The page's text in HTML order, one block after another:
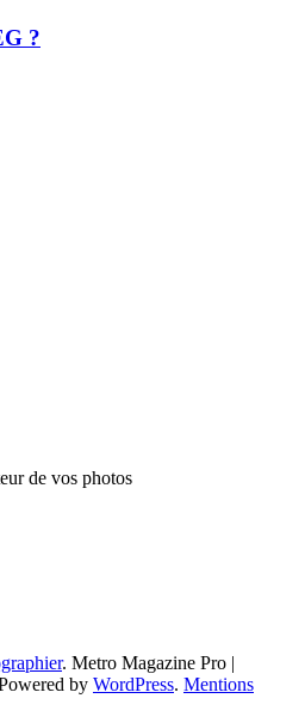
?
de vos photos
. Metro Magazine Pro |
by WordPress. Mentions